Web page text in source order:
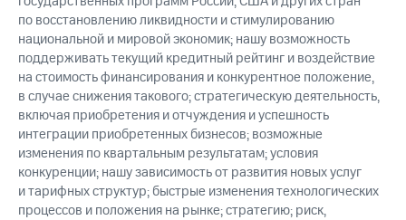
по восстановлению ликвидности и стимулированию
национальной и мировой экономик; нашу возможность
поддерживать текущий кредитный рейтинг и воздействие
на стоимость финансирования и конкурентное положение,
в случае снижения такового; стратегическую деятельность,
включая приобретения и отчуждения и успешность
интеграции приобретенных бизнесов; возможные
изменения по квартальным результатам; условия
конкуренции; нашу зависимость от развития новых услуг
и тарифных структур; быстрые изменения технологических
процессов и положения на рынке; стратегию; риск,